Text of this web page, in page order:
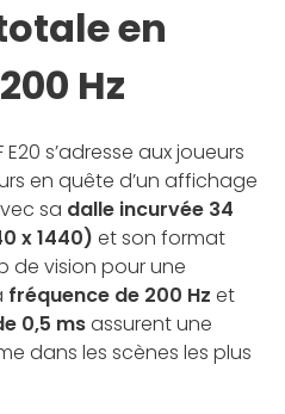
en
Hz
E20 s’adresse aux joueurs
en quête d’un affichage
sa dalle incurvée 34
x 1440) et son format
de vision pour une
fréquence de 200 Hz et
0,5 msassurent une
dans les scènes les plus